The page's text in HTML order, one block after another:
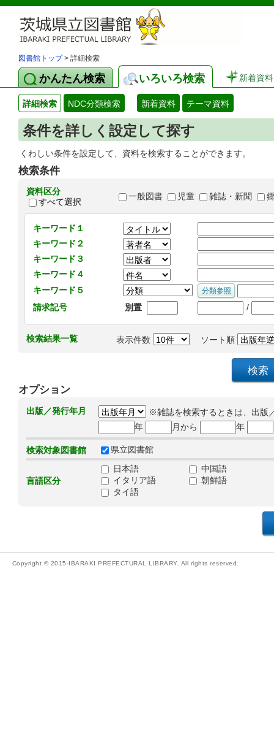
図書館トップ> 詳細検索
かんたん検索 いろいろ検索 新着資料
詳細検索 NDC分類検索 新着資料 テーマ資料
条件を詳しく設定して探す
くわしい条件を設定して、資料を検索することができます。
検索条件
資料区分
すべて選択
一般図書 児童 雑誌・新聞
キーワード１
キーワード２
キーワード３
キーワード４
キーワード５
請求記号
別置 /
検索結果一覧 表示件数 ソート順
オプション
出版／発行年月
※雑誌を検索するときは、出版
年
月から 年
検索対象図書館 県立図書館
言語区分
日本語
中国語
イタリア語
朝鮮語
タイ語
Copyright © 2015-IBARAKI PREFECTURAL LIBRARY. All rights reserved.